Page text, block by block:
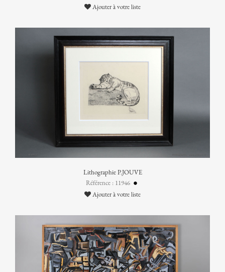
Ajouter à votre liste
Lithographie P.JOUVE
Référence : 11946
Ajouter à votre liste